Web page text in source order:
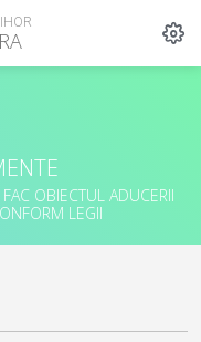
OBIECTUL ADUCERII
LEGII